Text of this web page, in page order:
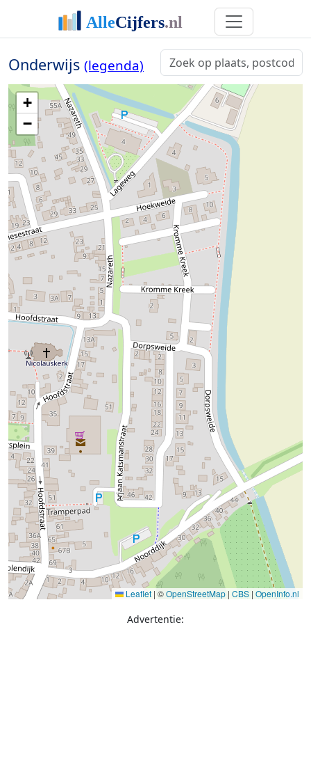
Onderwijs (legenda)
+
−
Leaflet | ©OpenStreetMap | CBS | OpenInfo.nl
Advertentie: